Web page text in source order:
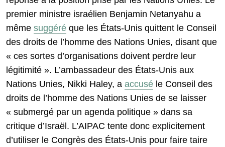
premier ministre israélien Benjamin Netanyahu a
même suggéré que les États-Unis quittent le Conseil
des droits de l’homme des Nations Unies, disant que
« ces sortes d’organisations doivent perdre leur
légitimité ». L’ambassadeur des États-Unis aux
Nations Unies, Nikki Haley, a accusé le Conseil des
droits de l’homme des Nations Unies de se laisser
« submergé par un agenda politique » dans sa
critique d’Israël. L’AIPAC tente donc explicitement
d’utiliser le Congrès des États-Unis pour faire taire